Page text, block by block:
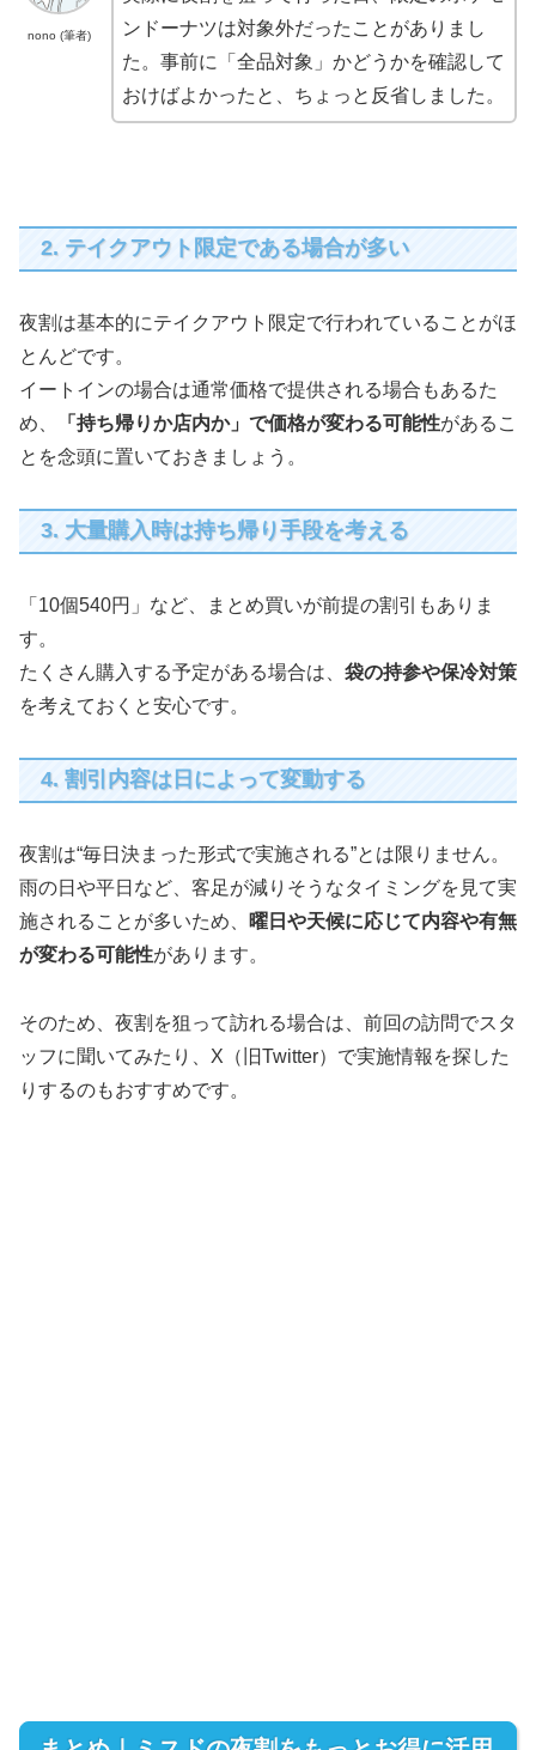
nono (筆者)
ンドーナツは対象外だったことがありまし
た。事前に「全品対象」かどうかを確認して
おけばよかったと、ちょっと反省しました。
2. テイクアウト限定である場合が多い
夜割は基本的にテイクアウト限定で行われていることがほ
とんどです。
イートインの場合は通常価格で提供される場合もあるた
め、
「持ち帰りか店内か」で価格が変わる可能性があるこ
とを念頭に置いておきましょう。
3. 大量購入時は持ち帰り手段を考える
「10個540円」など、まとめ買いが前提の割引もありま
す。
たくさん購入する予定がある場合は、 袋の持参や保冷対策
を考えておくと安心です。
4. 割引内容は日によって変動する
夜割は“毎日決まった形式で実施される”とは限りません。
雨の日や平日など、客足が減りそうなタイミングを見て実
施されることが多いため、
曜日や天候に応じて内容や有無
が変わる可能性があります。
そのため、夜割を狙って訪れる場合は、前回の訪問でスタ
ッフに聞いてみたり、X（旧Twitter）で実施情報を探した
りするのもおすすめです。